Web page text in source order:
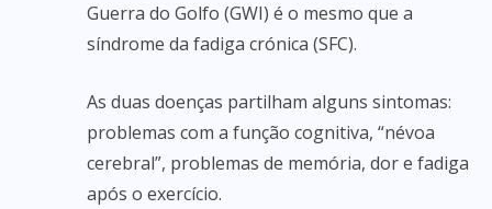
Guerra do Golfo (GWI) é o mesmo que a
síndrome da fadiga crónica (SFC).
As duas doenças partilham alguns sintomas:
problemas com a função cognitiva, “névoa
cerebral”, problemas de memória, dor e fadiga
após o exercício.